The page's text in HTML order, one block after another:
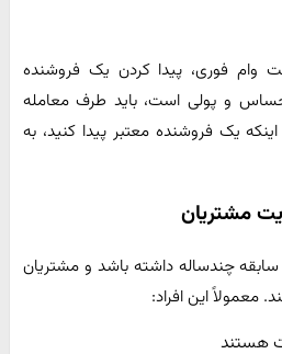
وام فوری، پیدا کردن یک فروشنده
و پولی است، باید طرف معامله
اینکه یک فروشنده معتبر پیدا کنید، به
چندساله داشته باشد و مشتریان
معمولاً این افراد:
هستند